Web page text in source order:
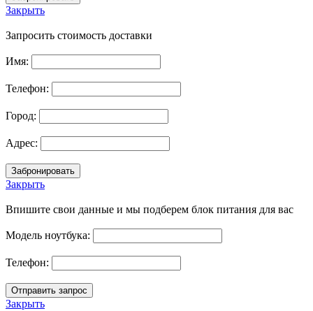
Закрыть
Запросить стоимость доставки
Имя:
Телефон:
Город:
Адрес:
Закрыть
Впишите свои данные и мы подберем блок питания для вас
Модель ноутбука:
Телефон:
Закрыть